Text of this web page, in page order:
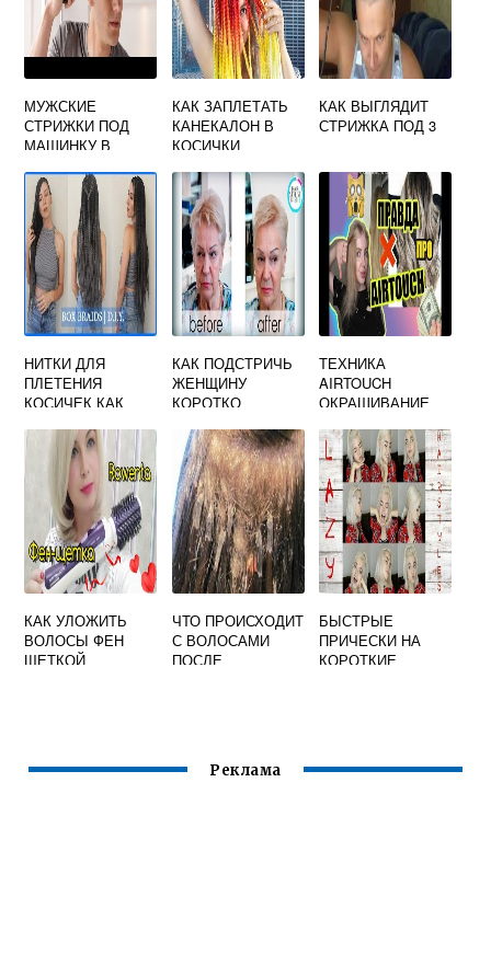
МУЖСКИЕ
СТРИЖКИ ПОД
МАШИНКУ В
УСЛОВИЯХ
ВИДЕО УРОКИ
КАК ЗАПЛЕТАТЬ
КАНЕКАЛОН В
КОСИЧКИ
КАК ВЫГЛЯДИТ
СТРИЖКА ПОД 3
НИТКИ ДЛЯ
ПЛЕТЕНИЯ
КОСИЧЕК КАК
КАК ПОДСТРИЧЬ
ЖЕНЩИНУ
КОРОТКО
ТЕХНИКА
AIRTOUCH
ОКРАШИВАНИЕ
ТАКОЕ
КАК УЛОЖИТЬ
ВОЛОСЫ ФЕН
ЩЕТКОЙ
ЧТО ПРОИСХОДИТ
С ВОЛОСАМИ
ПОСЛЕ
БЫСТРЫЕ
ПРИЧЕСКИ НА
КОРОТКИЕ
Реклама